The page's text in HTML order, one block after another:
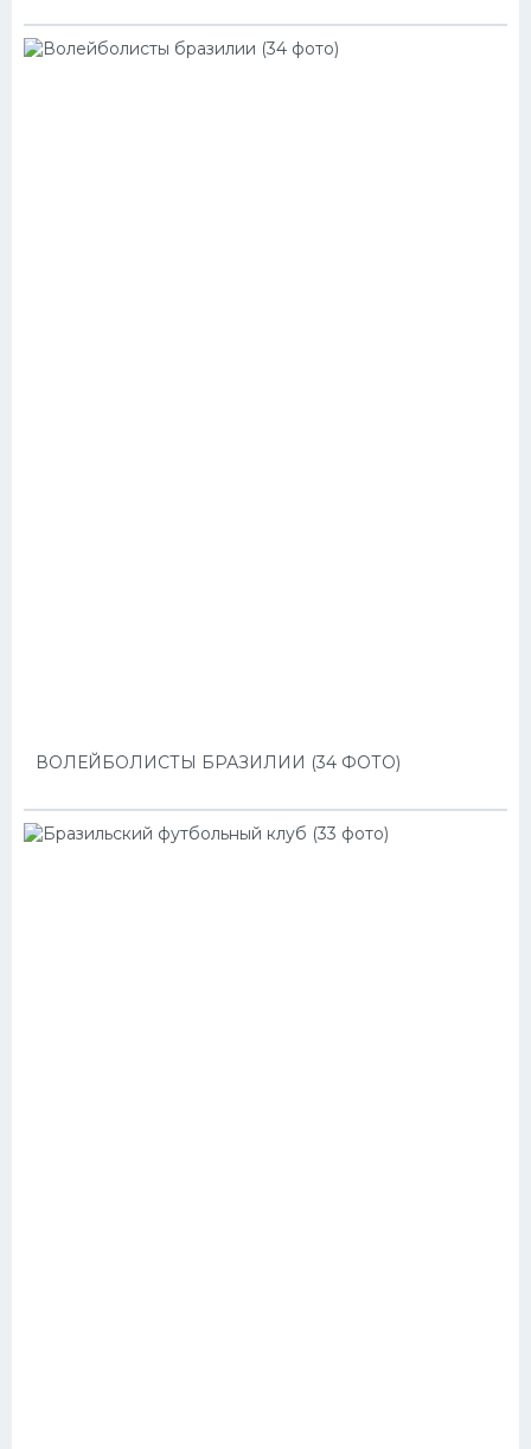
ВОЛЕЙБОЛИСТЫ БРАЗИЛИИ (34 ФОТО)